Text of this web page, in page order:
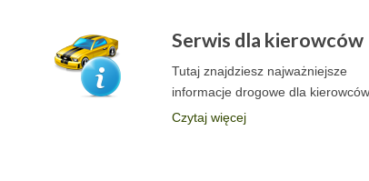
Serwis dla kierowców
Tutaj znajdziesz najważniejsze
informacje drogowe dla kierowców.
Czytaj więcej